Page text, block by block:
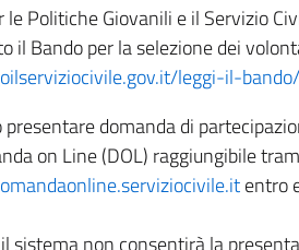
Politiche Giovanili e il Servizio
il Bando per la selezione dei
leggi-il-bando/
domanda di
on Line (DOL) raggiungibile
entro
sistema non consentirà la